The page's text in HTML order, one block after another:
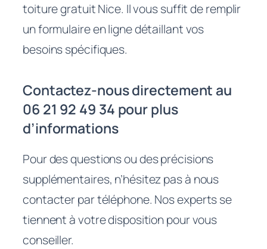
toiture gratuit Nice. Il vous suffit de remplir
un formulaire en ligne détaillant vos
besoins spécifiques.
Contactez-nous directement au
06 21 92 49 34 pour plus
d’informations
Pour des questions ou des précisions
supplémentaires, n’hésitez pas à nous
contacter par téléphone. Nos experts se
tiennent à votre disposition pour vous
conseiller.